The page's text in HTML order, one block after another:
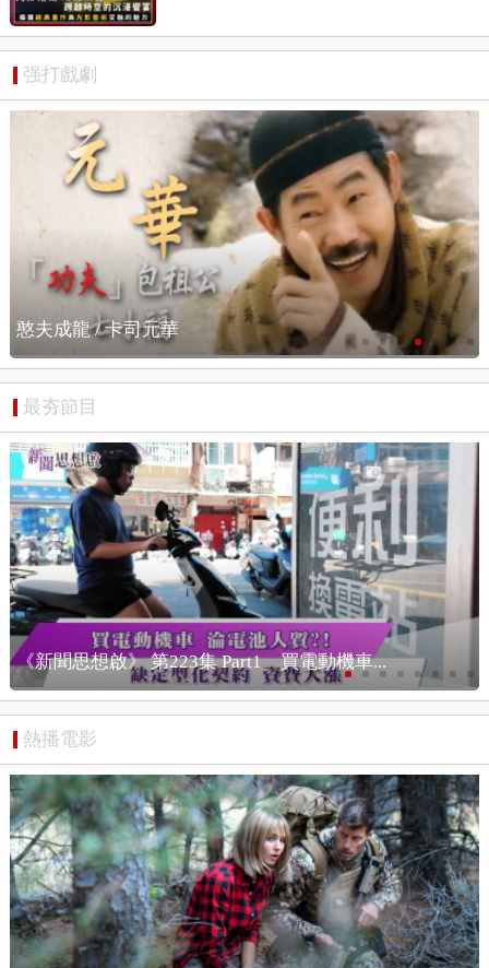
强打戲劇
憨夫成龍 / 搶先看
最夯節目
《新聞思想啟》 第223集 Part2 電動機車市...
熱播電影